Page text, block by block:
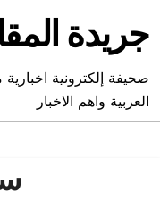
content
جريدة
صحيفة إلكترونية
العربية واهم الاخبار